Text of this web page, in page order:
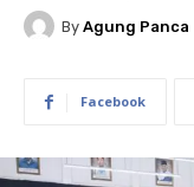
By Agung Panca
Facebook